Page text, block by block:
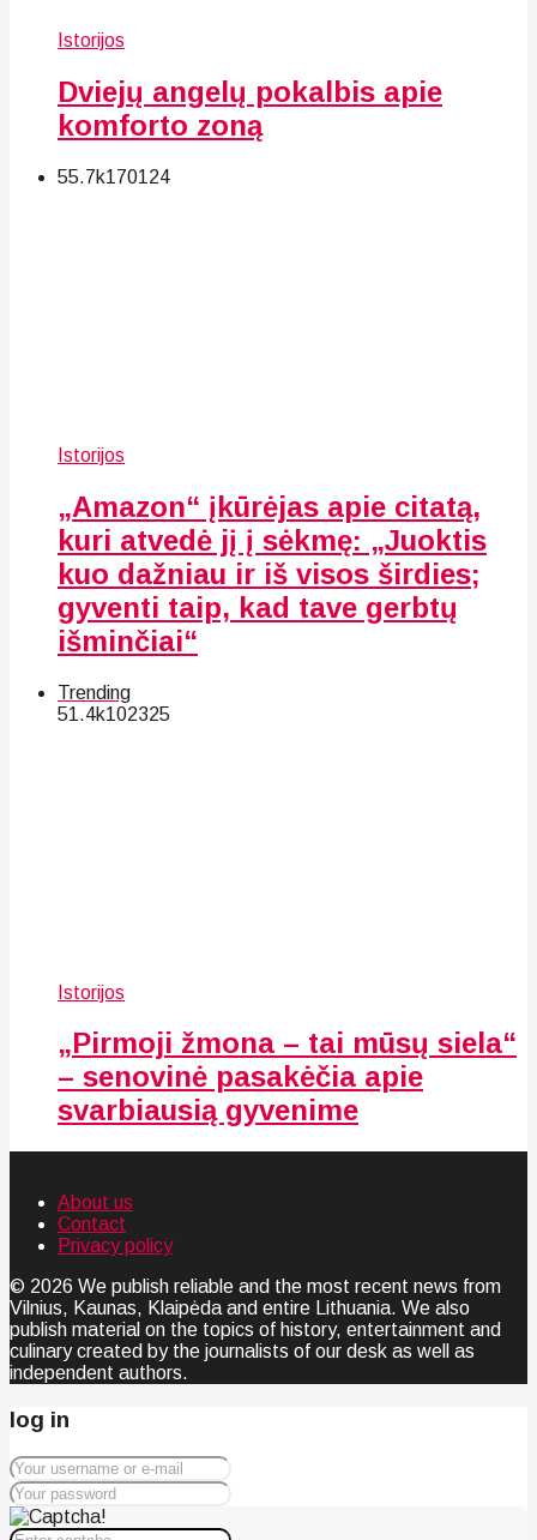
Istorijos
Dviejų angelų pokalbis apie
komforto zoną
55.7k170124
Istorijos
„Amazon“ įkūrėjas apie citatą,
kuri atvedė jį į sėkmę: „Juoktis
kuo dažniau ir iš visos širdies;
gyventi taip, kad tave gerbtų
išminčiai“
Trending
51.4k102325
Istorijos
„Pirmoji žmona – tai mūsų siela“
– senovinė pasakėčia apie
svarbiausią gyvenime
About us
Contact
Privacy policy
© 2026 We publish reliable and the most recent news from
Vilnius, Kaunas, Klaipėda and entire Lithuania. We also
publish material on the topics of history, entertainment and
culinary created by the journalists of our desk as well as
independent authors.
log in